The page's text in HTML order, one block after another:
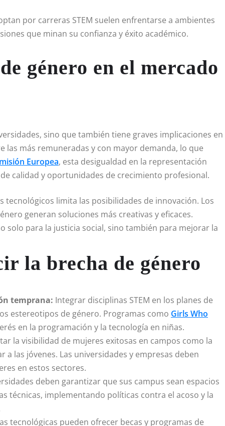
por carreras STEM suelen enfrentarse a ambientes
que minan su confianza y éxito académico.
género en el mercado
sino que también tiene graves implicaciones en
las más remuneradas y con mayor demanda, lo que
Europea, esta desigualdad en la representación
calidad y oportunidades de crecimiento profesional.
tecnológicos limita las posibilidades de innovación. Los
generan soluciones más creativas y eficaces.
solo para la justicia social, sino también para mejorar la
la brecha de género
temprana: Integrar disciplinas STEM en los planes de
estereotipos de género. Programas como Girls Who
en la programación y la tecnología en niñas.
la visibilidad de mujeres exitosas en campos como la
las jóvenes. Las universidades y empresas deben
en estos sectores.
deben garantizar que sus campus sean espacios
técnicas, implementando políticas contra el acoso y la
tecnológicas pueden ofrecer becas y programas de